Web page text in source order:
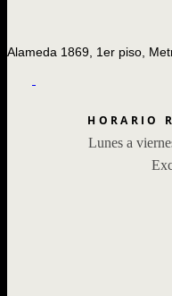
Alameda 1869, 1er piso,
HORARIO
Lunes a